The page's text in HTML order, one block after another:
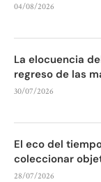
04/08/2026
La elocuencia
regreso de las
30/07/2026
El eco del
coleccionar
28/07/2026